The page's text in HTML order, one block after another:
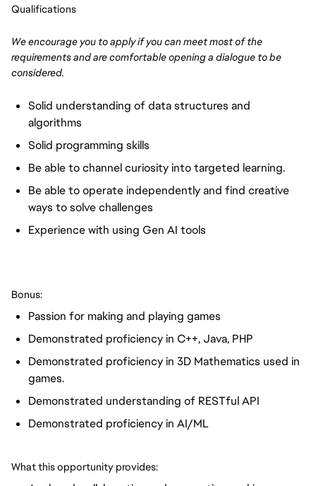
Qualifications
We encourage you to apply if you can meet most of the
requirements and are comfortable opening a dialogue to be
considered.
Solid understanding of data structures and
algorithms
Solid programming skills
Be able to channel curiosity into targeted learning.
Be able to operate independently and find creative
ways to solve challenges
Experience with using Gen AI tools
Bonus:
Passion for making and playing games
Demonstrated proficiency in C++, Java, PHP
Demonstrated proficiency in 3D Mathematics used in
games.
Demonstrated understanding of RESTful API
Demonstrated proficiency in AI/ML
What this opportunity provides: